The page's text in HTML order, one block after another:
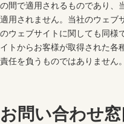
の間で適用されるものであり、
適用されません。当社のウェブ
のウェブサイトに関しても同様
イトからお客様が取得された各
責任を負うものではありません。
お問い合わせ窓